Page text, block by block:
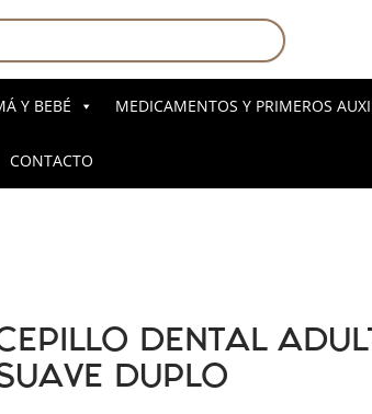
Y BEBÉ MEDICAMENTOS Y PRIMEROS
CONTACTO
DENTAL
DUPLO